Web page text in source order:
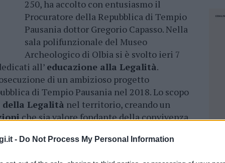
- Do Not Process My Personal Information
250, ha accolto con entusiasmo il
Procuratore della Repubblica di Tempio
Pausania dottor Gregorio Capasso. Nella
sala polifunzionale del Museo
Archeologico di Olbia si è svolto ieri 7
all’ educazione alla Legalità.
di un ambizioso progetto
di Tempio Pausania nel 2018. Lo scopo
Legalità nel territorio, creando un
che sia valore fondante della convivenza
agli studenti di Olbia, ha sostenuto
quali luoghi nei quali si esprimono in
Ha ribadito il principio di uguaglianza,